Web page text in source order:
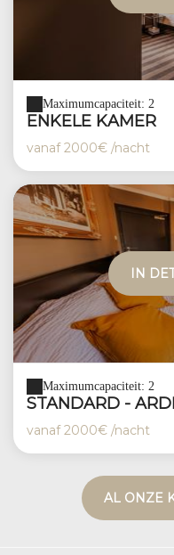
Maximumcapaciteit: 2
ENKELE KAMER
vanaf2000€ /nacht
IN
Maximumcapaciteit: 2
STANDARD -
vanaf2000€ /nacht
AL ONZE